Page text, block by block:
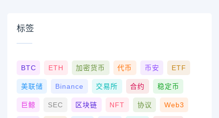
标签
BTC ETH 加密货币 代币 币安 ETF
美联储 Binance 交易所 合约 稳定币
巨鲸 SEC 区块链 NFT 协议 Web3